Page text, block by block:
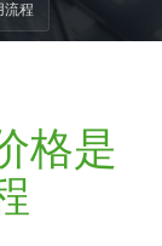
流程
格是